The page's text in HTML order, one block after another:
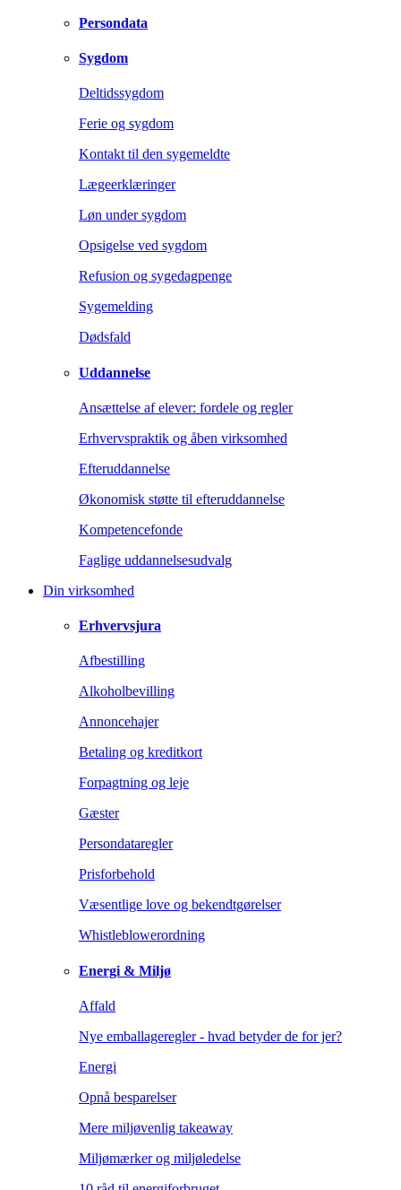
Persondata
Sygdom
Deltidssygdom
Ferie og sygdom
Kontakt til den sygemeldte
Lægeerklæringer
Løn under sygdom
Opsigelse ved sygdom
Refusion og sygedagpenge
Sygemelding
Dødsfald
Uddannelse
Ansættelse af elever: fordele og regler
Erhvervspraktik og åben virksomhed
Efteruddannelse
Økonomisk støtte til efteruddannelse
Kompetencefonde
Faglige uddannelsesudvalg
Din virksomhed
Erhvervsjura
Afbestilling
Alkoholbevilling
Annoncehajer
Betaling og kreditkort
Forpagtning og leje
Gæster
Persondataregler
Prisforbehold
Væsentlige love og bekendtgørelser
Whistleblowerordning
Energi & Miljø
Affald
Nye emballageregler - hvad betyder de for jer?
Energi
Opnå besparelser
Mere miljøvenlig takeaway
Miljømærker og miljøledelse